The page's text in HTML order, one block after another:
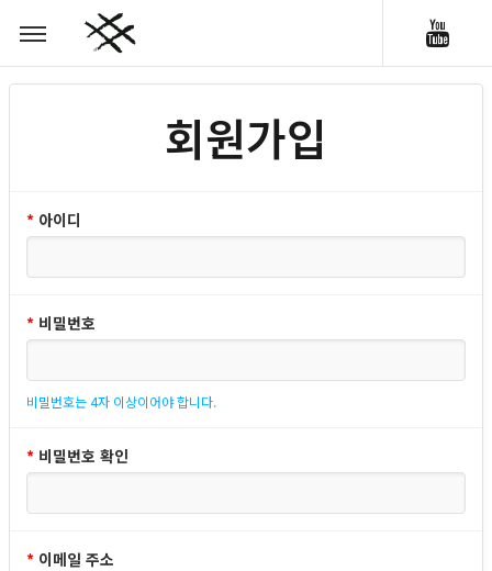
회원가입
* 아이디
* 비밀번호
비밀번호는 4자 이상이어야 합니다.
* 비밀번호 확인
* 이메일 주소